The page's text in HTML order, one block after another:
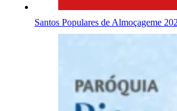
Santos Populares de Almoçageme